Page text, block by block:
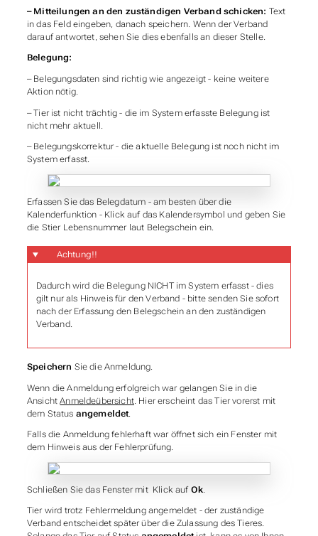
– Mitteilungen an den zuständigen Verband schicken: Text
in das Feld eingeben, danach speichern. Wenn der Verband
darauf antwortet, sehen Sie dies ebenfalls an dieser Stelle.
Belegung:
– Belegungsdaten sind richtig wie angezeigt - keine weitere
Aktion nötig.
– Tier ist nicht trächtig - die im System erfasste Belegung ist
nicht mehr aktuell.
– Belegungskorrektur - die aktuelle Belegung ist noch nicht im
System erfasst.
Erfassen Sie das Belegdatum - am besten über die
Kalenderfunktion - Klick auf das Kalendersymbol und geben Sie
die Stier Lebensnummer laut Belegschein ein.
Achtung!!
Dadurch wird die Belegung NICHT im System erfasst - dies
gilt nur als Hinweis für den Verband - bitte senden Sie sofort
nach der Erfassung den Belegschein an den zuständigen
Verband.
Speichern Sie die Anmeldung.
Wenn die Anmeldung erfolgreich war gelangen Sie in die
AnsichtAnmeldeübersicht. Hier erscheint das Tier vorerst mit
dem Status angemeldet.
Falls die Anmeldung fehlerhaft war öffnet sich ein Fenster mit
dem Hinweis aus der Fehlerprüfung.
Schließen Sie das Fenster mit Klick auf Ok
Tier wird trotz Fehlermeldung angemeldet - der zuständige
Verband entscheidet später über die Zulassung des Tieres.